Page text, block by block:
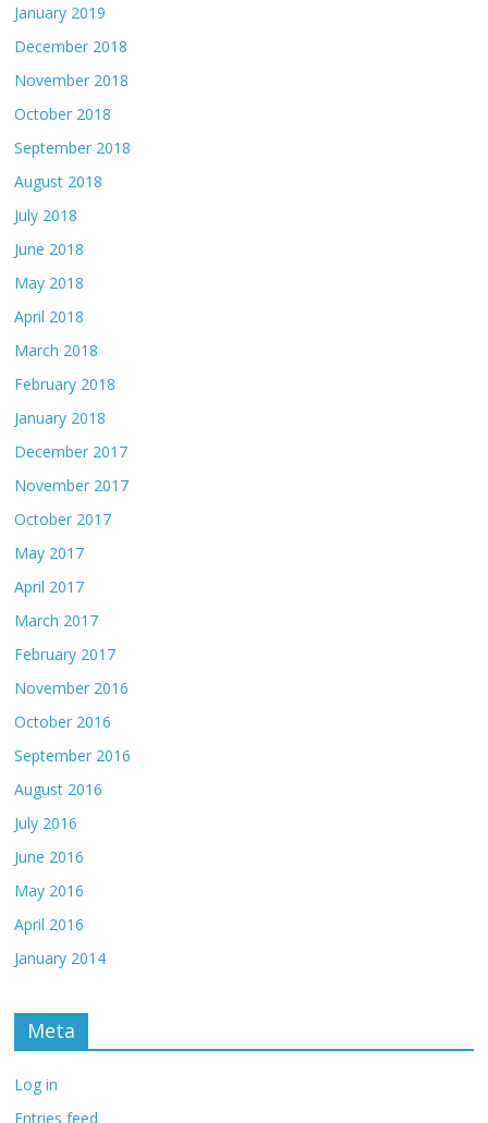
January 2019
December 2018
November 2018
October 2018
September 2018
August 2018
July 2018
June 2018
May 2018
April 2018
March 2018
February 2018
January 2018
December 2017
November 2017
October 2017
May 2017
April 2017
March 2017
February 2017
November 2016
October 2016
September 2016
August 2016
July 2016
June 2016
May 2016
April 2016
January 2014
Meta
Log in
Entries feed